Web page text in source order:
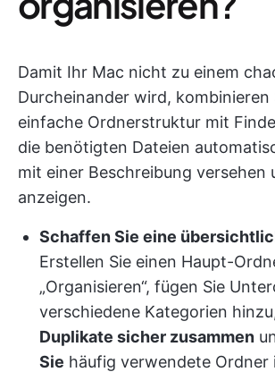
Damit Ihr Mac nicht zu einem
Durcheinander wird, kombinieren
einfache Ordnerstruktur mit
die benötigten Dateien
mit einer Beschreibung versehen
anzeigen.
Schaffen Sie eine
Erstellen Sie einen Haupt-
„Organisieren“, fügen Sie
verschiedene Kategorien
Duplikate sicher zusammen
Sie häufig verwendete Ordner